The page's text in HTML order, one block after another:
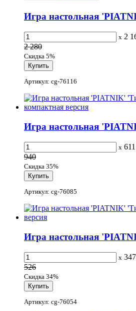
Игра настольная
x 2
2 280
Скидка 5%
Артикул: cg-76116
Игра настольная
x 611
940
Скидка 35%
Артикул: cg-76085
Игра настольная
x 347
526
Скидка 34%
Артикул: cg-76054